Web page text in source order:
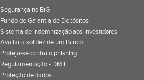
Segurança no BiG
Fundo de Garantia de Depósitos
Sistema de Indemnização aos Investidores
Avaliar a solidez de um Banco
Proteja-se contra o phishing
Regulamentação - DMIF
Proteção de dados